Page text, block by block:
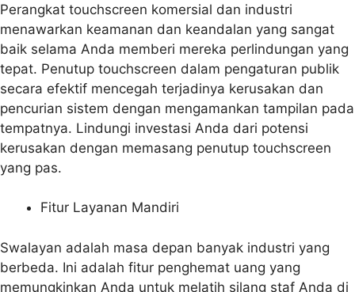
Perangkat touchscreen komersial dan industri
menawarkan keamanan dan keandalan yang sangat
baik selama Anda memberi mereka perlindungan yang
tepat. Penutup touchscreen dalam pengaturan publik
secara efektif mencegah terjadinya kerusakan dan
pencurian sistem dengan mengamankan tampilan pada
tempatnya. Lindungi investasi Anda dari potensi
kerusakan dengan memasang penutup touchscreen
yang pas.
Fitur Layanan Mandiri
Swalayan adalah masa depan banyak industri yang
berbeda. Ini adalah fitur penghemat uang yang
memungkinkan Anda untuk melatih silang staf Anda di